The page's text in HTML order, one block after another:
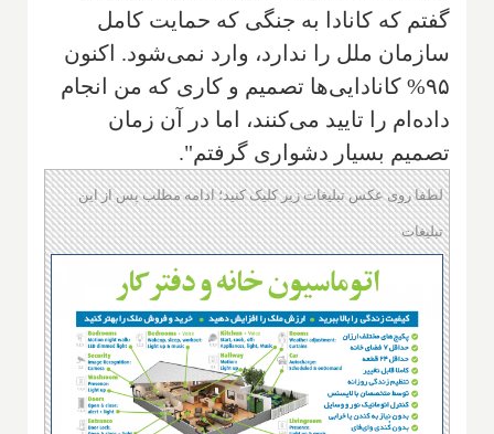
گفتم که کانادا به جنگی که حمایت کامل
سازمان ملل را ندارد، وارد نمی‌شود. اکنون
۹۵% کانادایی‌ها تصمیم و کاری که من انجام
داده‌ام را تایید می‌کنند، اما در آن زمان
تصمیم بسیار دشواری گرفتم".
لطفا روی عکس تبلیغات زیر کلیک کنید؛ ادامه مطلب پس از این
تبلیغات